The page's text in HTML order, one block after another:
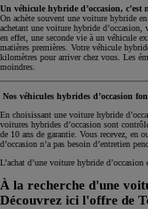
Un véhicule hybride d’occasion,
On achète souvent une voiture hybride
achetant une voiture hybride d’occasion,
en effet, une seconde vie à un véhicule
matières premières. Votre véhicule
kilomètres pour arriver chez vous. Les
moindres.
Nos véhicules hybrides d’occasion
En choisissant une voiture hybride
voitures hybrides d’occasion sont
de 10 ans de garantie. Vous recevez, en
d’occasion n’a pas besoin d’entretien
L’achat d’une voiture hybride
À la recherche d'une
Découvrez ici l'offre de